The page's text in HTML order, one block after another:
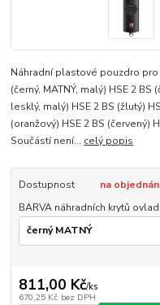
Náhradní plastové pouzdro
(černý, MATNÝ, malý) HSE 2 BS
lesklý, malý) HSE 2 BS (žlutý)
(oranžový) HSE 2 BS (červený)
Součástí není... celý popis
Dostupnost
na
BARVA náhradních krytů
811,00 Kč/ks
670,25 Kč bez DPH